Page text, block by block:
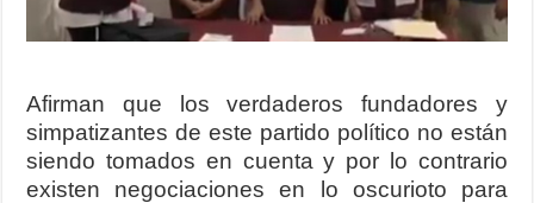
Afirman que los verdaderos fundadores y
simpatizantes de este partido político no están
siendo tomados en cuenta y por lo contrario
existen negociaciones en lo oscurioto para